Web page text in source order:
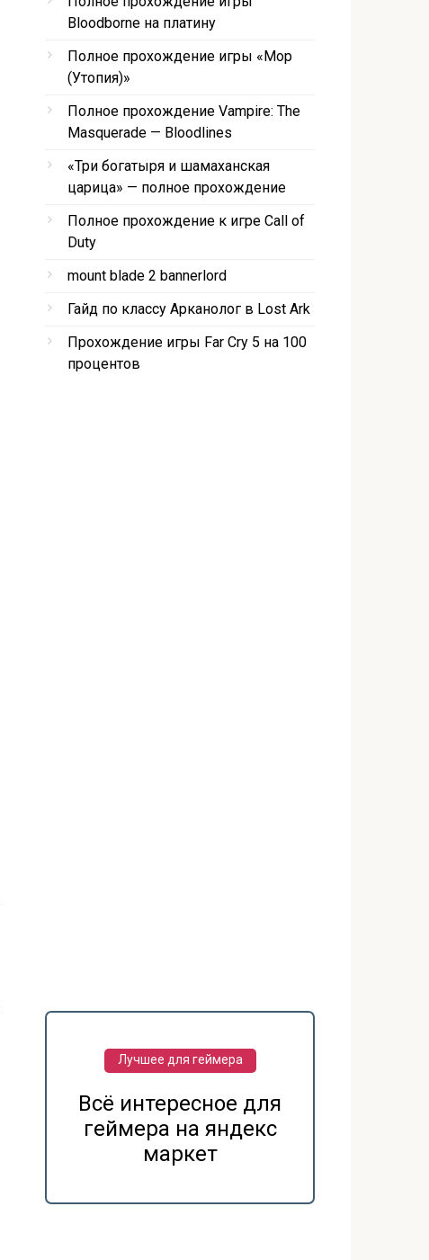
Bloodborne на платину
Полное прохождение игры «Мор
(Утопия)»
Полное прохождение Vampire: The
Masquerade — Bloodlines
«Три богатыря и шамаханская
царица» — полное прохождение
Полное прохождение к игре Call of
Duty
mount blade 2 bannerlord
Гайд по классу Арканолог в Lost Ark
Прохождение игры Far Cry 5 на 100
процентов
Лучшее для геймера
Всё интересное для
геймера на яндекс
маркет